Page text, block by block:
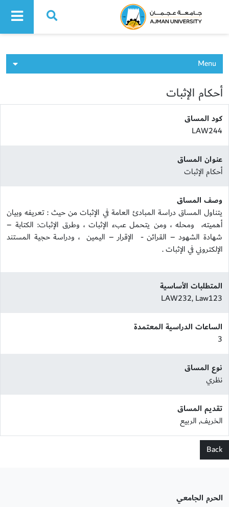
Ajman University
Menu
أحكام الإثبات
كود المساق
LAW244
عنوان المساق
أحكام الإثبات
وصف المساق
يتناول المساق دراسة المبادئ العامة في الإثبات من حيث : تعريفه وبيان
أهميته، ومحله ، ومن يتحمل عبء الإثبات ، وطرق الإثبات: الكتابة –
شهادة الشهود – القرائن - الإقرار – اليمين ، ودراسة حجية المستند
الإلكتروني في الإثبات .
المتطلبات الأساسية
LAW232, Law123
الساعات الدراسية المعتمدة
3
نوع المساق
نظري
تقديم المساق
الخريف, الربيع
Back
الحرم الجامعي